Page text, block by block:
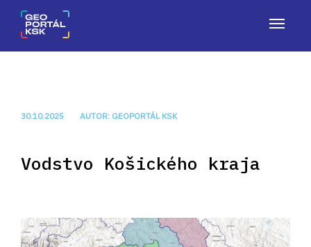
O GEOPORTÁLINÁSTROJEAPLIKÁCIEČLÁNKY
30.10.2025 AUTOR: GEOPORTÁL KSK
Vodstvo Košického kraja